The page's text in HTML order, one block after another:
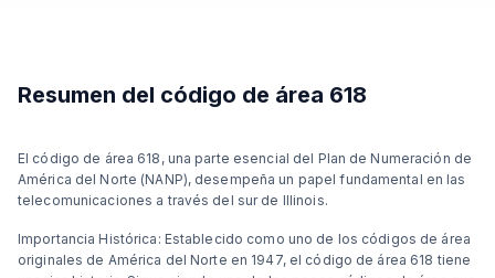
Resumen del código de área 618
El código de área 618, una parte esencial del Plan de Numeración de
América del Norte (NANP), desempeña un papel fundamental en las
telecomunicaciones a través del sur de Illinois.
Importancia Histórica: Establecido como uno de los códigos de área
originales de América del Norte en 1947, el código de área 618 tiene